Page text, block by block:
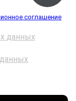
соглашение
данных